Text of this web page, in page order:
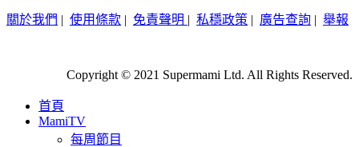
關於我們 | 使用條款 | 免責聲明 | 私穩政策 | 廣告查詢 | 舉報
Copyright © 2021 Supermami Ltd. All Rights Reserved.
首頁
MamiTV
每周節目